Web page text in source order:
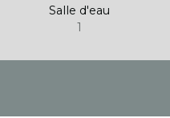
Salle d'eau
1